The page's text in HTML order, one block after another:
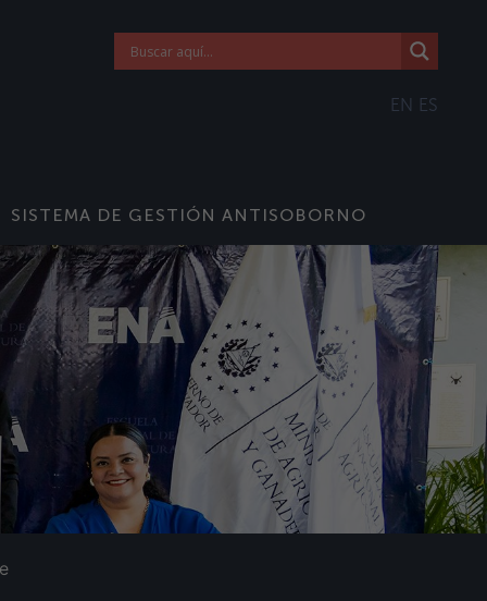
EN ES
SISTEMA DE GESTIÓN ANTISOBORNO